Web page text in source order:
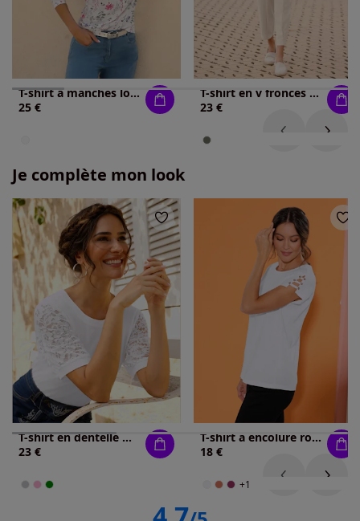
T-shirt à manches longues pur coton
25 €
T-shirt en v fronces tendance
23 €
Je complète mon look
T-shirt en dentelle manches bouffantes discrètes
23 €
T-shirt à encolure ronde couleurs faciles à assortir
18 €
+1